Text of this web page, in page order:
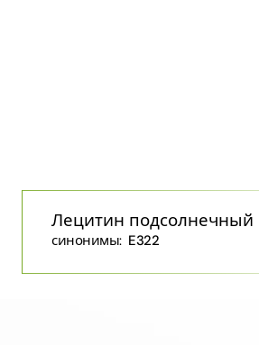
Лецитин подсолнечный
синонимы: E322